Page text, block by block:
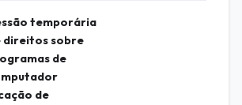
temporária
direitos sobre
de
de